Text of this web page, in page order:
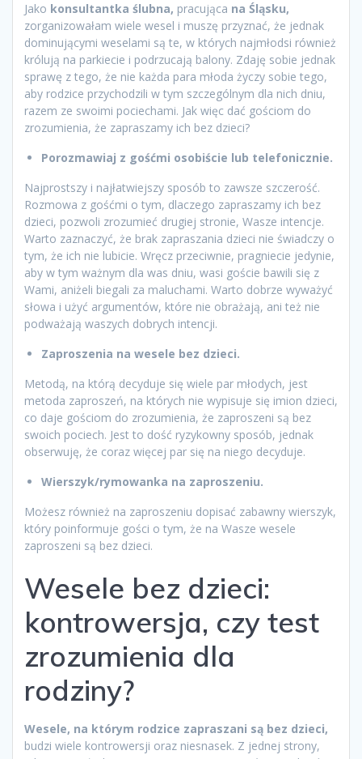
Jako konsultantka ślubna, pracująca na Śląsku,
zorganizowałam wiele wesel i muszę przyznać, że jednak
dominującymi weselami są te, w których najmłodsi również
królują na parkiecie i podrzucają balony. Zdaję sobie jednak
sprawę z tego, że nie każda para młoda życzy sobie tego,
aby rodzice przychodzili w tym szczególnym dla nich dniu,
razem ze swoimi pociechami. Jak więc dać gościom do
zrozumienia, że zapraszamy ich bez dzieci?
Porozmawiaj z gośćmi osobiście lub telefonicznie.
Najprostszy i najłatwiejszy sposób to zawsze szczerość.
Rozmowa z gośćmi o tym, dlaczego zapraszamy ich bez
dzieci, pozwoli zrozumieć drugiej stronie, Wasze intencje.
Warto zaznaczyć, że brak zapraszania dzieci nie świadczy o
tym, że ich nie lubicie. Wręcz przeciwnie, pragniecie jedynie,
aby w tym ważnym dla was dniu, wasi goście bawili się z
Wami, aniżeli biegali za maluchami. Warto dobrze wyważyć
słowa i użyć argumentów, które nie obrażają, ani też nie
podważają waszych dobrych intencji.
Zaproszenia na wesele bez dzieci.
Metodą, na którą decyduje się wiele par młodych, jest
metoda zaproszeń, na których nie wypisuje się imion dzieci,
co daje gościom do zrozumienia, że zaproszeni są bez
swoich pociech. Jest to dość ryzykowny sposób, jednak
obserwuję, że coraz więcej par się na niego decyduje.
Wierszyk/rymowanka na zaproszeniu.
Możesz również na zaproszeniu dopisać zabawny wierszyk,
który poinformuje gości o tym, że na Wasze wesele
zaproszeni są bez dzieci.
Wesele bez dzieci:
kontrowersja, czy test
zrozumienia dla
rodziny?
Wesele, na którym rodzice zapraszani są bez dzieci,
budzi wiele kontrowersji oraz niesnasek. Z jednej strony,